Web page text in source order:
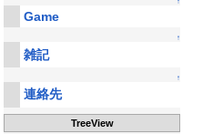
Game
↑
雑記
↑
連絡先
TreeView